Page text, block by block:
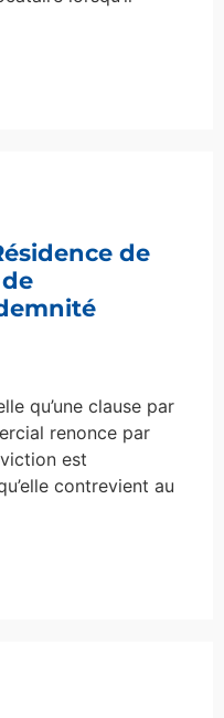
de
qu’une clause par
renonce par
est
contrevient au